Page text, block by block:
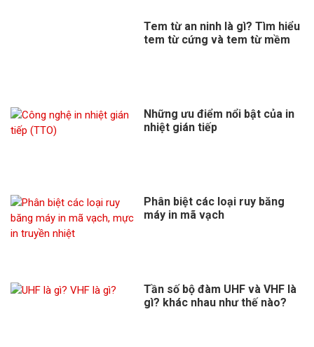
Tem từ an ninh là gì? Tìm hiểu
tem từ cứng và tem từ mềm
Những ưu điểm nổi bật của in
nhiệt gián tiếp
Phân biệt các loại ruy băng
máy in mã vạch
Tần số bộ đàm UHF và VHF là
gì? khác nhau như thế nào?